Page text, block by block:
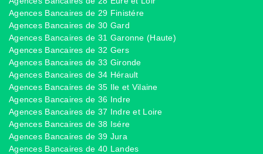
Agences Bancaires de 29 Finistére
Agences Bancaires de 30 Gard
Agences Bancaires de 31 Garonne (Haute)
Agences Bancaires de 32 Gers
Agences Bancaires de 33 Gironde
Agences Bancaires de 34 Hérault
Agences Bancaires de 35 Ile et Vilaine
Agences Bancaires de 36 Indre
Agences Bancaires de 37 Indre et Loire
Agences Bancaires de 38 Isére
Agences Bancaires de 39 Jura
Agences Bancaires de 40 Landes